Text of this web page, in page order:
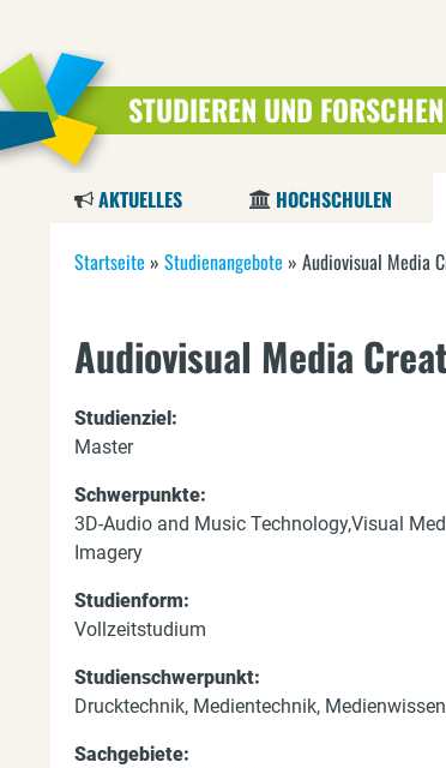
STUDIEREN UND
AKTUELLES HOCHSCHULEN
S
e
s
i
n
d
h
i
e
r
Startseite » Studienangebote » Audiovisual Media
Audiovisual Media
Studienziel:
Master
Schwerpunkte:
3D-Audio and Music TechnologyVisual
Imagery
Studienform:
Vollzeitstudium
Studienschwerpunkt:
Drucktechnik, Medientechnik,
Sachgebiete: